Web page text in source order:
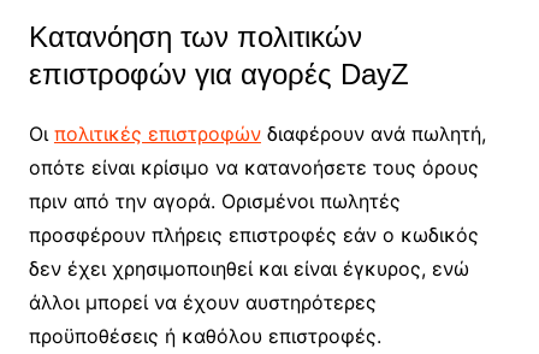
Κατανόηση των πολιτικών
επιστροφών για αγορές DayZ
Οι πολιτικές επιστροφώνδιαφέρουν ανά πωλητή,
οπότε είναι κρίσιμο να κατανοήσετε τους όρους
πριν από την αγορά. Ορισμένοι πωλητές
προσφέρουν πλήρεις επιστροφές εάν ο κωδικός
δεν έχει χρησιμοποιηθεί και είναι έγκυρος, ενώ
άλλοι μπορεί να έχουν αυστηρότερες
προϋποθέσεις ή καθόλου επιστροφές.